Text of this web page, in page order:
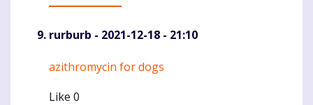
rurburb - 2021-12-18 - 21:10
Komentaras
azithromycin for dogs
Like 0